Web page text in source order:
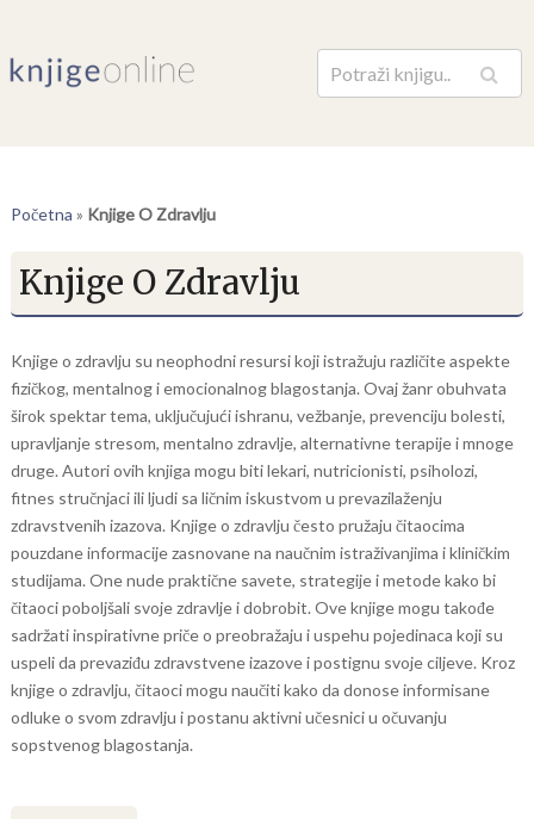
Pretraga
Početna » Knjige O Zdravlju
Knjige O Zdravlju
Knjige o zdravlju su neophodni resursi koji istražuju različite aspekte
fizičkog, mentalnog i emocionalnog blagostanja. Ovaj žanr obuhvata
širok spektar tema, uključujući ishranu, vežbanje, prevenciju bolesti,
upravljanje stresom, mentalno zdravlje, alternativne terapije i mnoge
druge. Autori ovih knjiga mogu biti lekari, nutricionisti, psiholozi,
fitnes stručnjaci ili ljudi sa ličnim iskustvom u prevazilaženju
zdravstvenih izazova. Knjige o zdravlju često pružaju čitaocima
pouzdane informacije zasnovane na naučnim istraživanjima i kliničkim
studijama. One nude praktične savete, strategije i metode kako bi
čitaoci poboljšali svoje zdravlje i dobrobit. Ove knjige mogu takođe
sadržati inspirativne priče o preobražaju i uspehu pojedinaca koji su
uspeli da prevaziđu zdravstvene izazove i postignu svoje ciljeve. Kroz
knjige o zdravlju, čitaoci mogu naučiti kako da donose informisane
odluke o svom zdravlju i postanu aktivni učesnici u očuvanju
sopstvenog blagostanja.